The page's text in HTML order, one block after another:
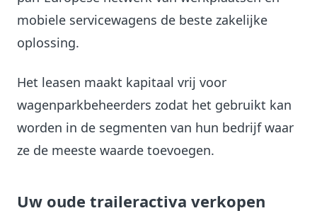
mobiele servicewagens de beste zakelijke
oplossing.
Het leasen maakt kapitaal vrij voor
wagenparkbeheerders zodat het gebruikt kan
worden in de segmenten van hun bedrijf waar
ze de meeste waarde toevoegen.
Uw oude traileractiva verkopen